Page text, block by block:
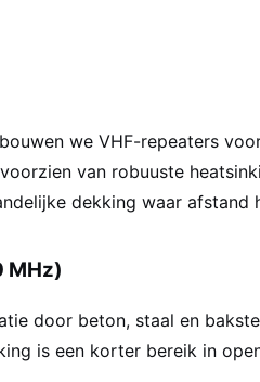
we VHF-repeaters
van robuuste
dekking waar afstand
MHz)
door beton, staal en
is een korter bereik in